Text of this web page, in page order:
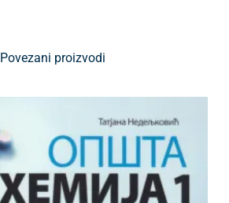
Povezani proizvodi